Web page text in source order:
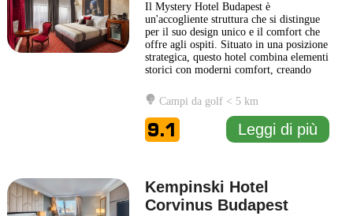
Il Mystery Hotel Budapest è
un'accogliente struttura che si distingue
per il suo design unico e il comfort che
offre agli ospiti. Situato in una posizione
strategica, questo hotel combina elementi
storici con moderni comfort, creando
Gli interni sono caratterizzati da
decorazioni eleganti e opere d'arte che
riflettono la cultura e la storia di
Budapest. Ogni
... Leggi di più
Campi da golf < 5 km
9.1 Leggi di più
Kempinski Hotel
Corvinus Budapest